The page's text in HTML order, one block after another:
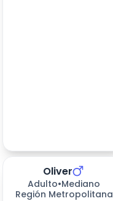
Oliver
Adulto•Mediano
Región Metropolitana